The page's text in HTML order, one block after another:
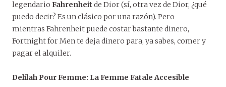
legendario Fahrenheit de Dior (sí, otra vez de Dior, ¿qué
puedo decir? Es un clásico por una razón). Pero
mientras Fahrenheit puede costar bastante dinero,
Fortnight for Men te deja dinero para, ya sabes, comer y
pagar el alquiler.
Delilah Pour Femme: La Femme Fatale Accesible